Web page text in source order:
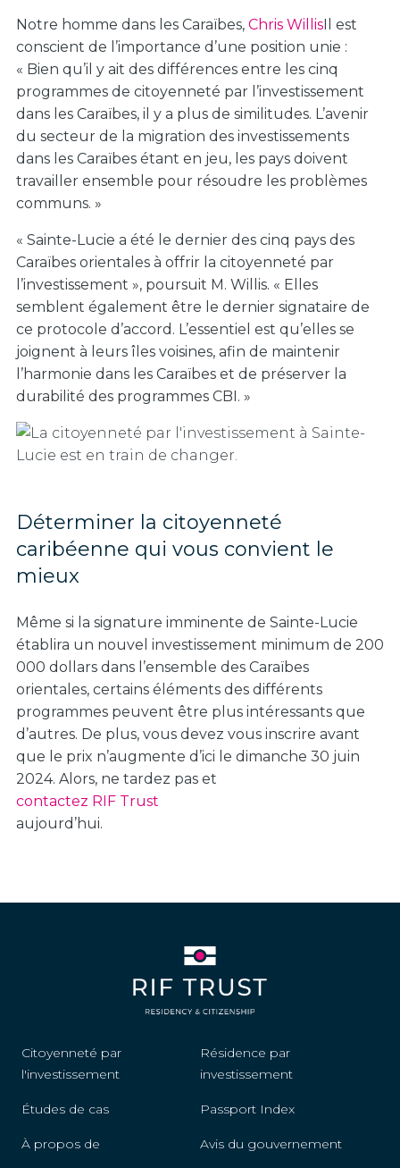
Notre homme dans les Caraïbes, Chris WillisIl est
conscient de l’importance d’une position unie :
« Bien qu’il y ait des différences entre les cinq
programmes de citoyenneté par l’investissement
dans les Caraïbes, il y a plus de similitudes. L’avenir
du secteur de la migration des investissements
dans les Caraïbes étant en jeu, les pays doivent
travailler ensemble pour résoudre les problèmes
communs. »
« Sainte-Lucie a été le dernier des cinq pays des
Caraïbes orientales à offrir la citoyenneté par
l’investissement », poursuit M. Willis. « Elles
semblent également être le dernier signataire de
ce protocole d’accord. L’essentiel est qu’elles se
joignent à leurs îles voisines, afin de maintenir
l’harmonie dans les Caraïbes et de préserver la
durabilité des programmes CBI. »
Déterminer la citoyenneté
caribéenne qui vous convient le
mieux
Même si la signature imminente de Sainte-Lucie
établira un nouvel investissement minimum de 200
000 dollars dans l’ensemble des Caraïbes
orientales, certains éléments des différents
programmes peuvent être plus intéressants que
d’autres. De plus, vous devez vous inscrire avant
que le prix n’augmente d’ici le dimanche 30 juin
2024. Alors, ne tardez pas et
contactez RIF Trust
aujourd’hui.
Citoyenneté par
l'investissement
Résidence par
investissement
Études de cas Passport Index
À propos de Avis du gouvernement